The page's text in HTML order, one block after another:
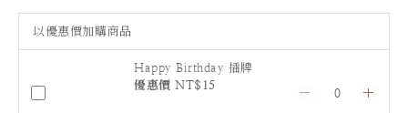
以優惠價加購商品
Happy Birthday 插牌
優惠價 NT$15